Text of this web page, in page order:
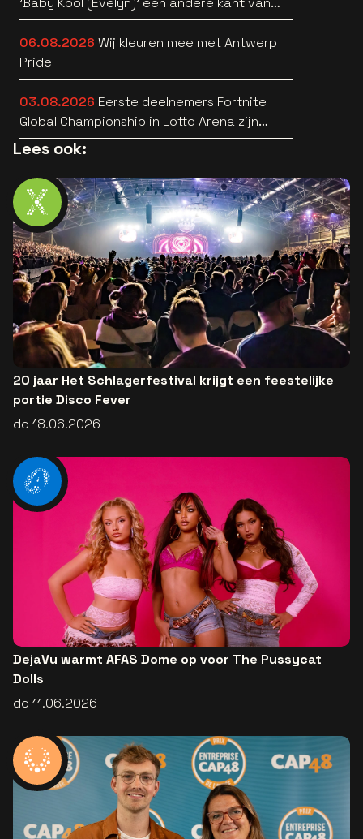
zich horen [video]
06.08.2026 Wij kleuren mee met Antwerp
Pride
03.08.2026 Eerste deelnemers Fortnite
Global Championship in Lotto Arena zijn
bekend
Lees ook:
20 jaar Het Schlagerfestival krijgt een feestelijke
portie Disco Fever
do 18.06.2026
DejaVu warmt AFAS Dome op voor The Pussycat
Dolls
do 11.06.2026